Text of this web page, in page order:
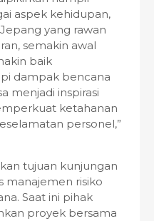
aspek kehidupan,
yang rawan
semakin awal
baik
dampak bencana
menjadi inspirasi
ketahanan
personel,”
tujuan kunjungan
manajemen risiko
Saat ini pihak
proyek bersama